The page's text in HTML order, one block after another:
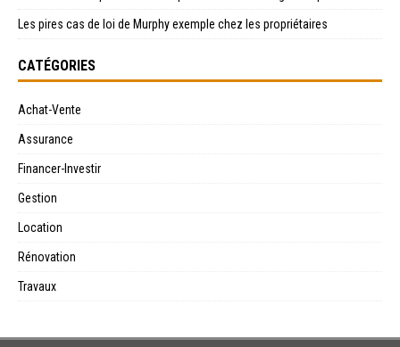
Les pires cas de loi de Murphy exemple chez les propriétaires
CATÉGORIES
Achat-Vente
Assurance
Financer-Investir
Gestion
Location
Rénovation
Travaux